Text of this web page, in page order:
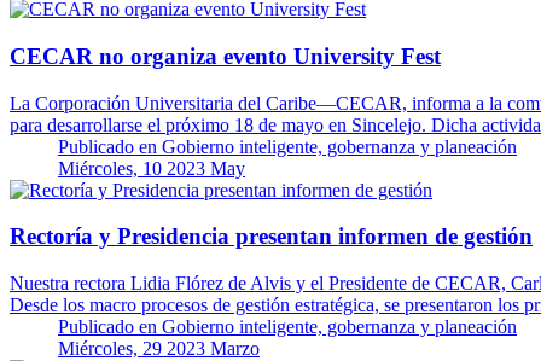
CECAR no organiza evento University Fest
La Corporación Universitaria del Caribe—CECAR, informa a la
para desarrollarse el próximo 18 de mayo en Sincelejo. Dicha
Publicado en Gobierno inteligente, gobernanza y planeación
Miércoles, 10 2023 May
Rectoría y Presidencia presentan informen de gestión
Nuestra rectora Lidia Flórez de Alvis y el Presidente de CECAR,
Desde los macro procesos de gestión estratégica, se presentaron los
Publicado en Gobierno inteligente, gobernanza y planeación
Miércoles, 29 2023 Marzo